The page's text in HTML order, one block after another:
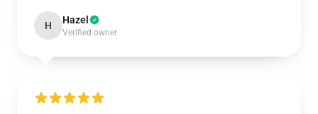
H Hazel
Verified owner